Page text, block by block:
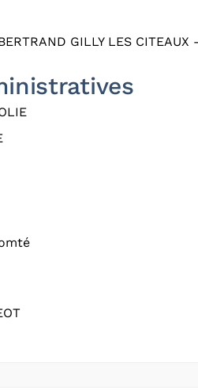
GILLY LES CITEAUX